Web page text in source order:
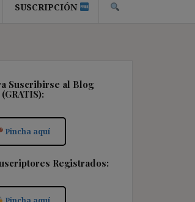
SUSCRIPCIÓN
Suscribirse al Blog
(GRATIS):
Pincha aquí
Registrados: